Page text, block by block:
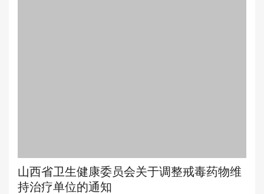
山西省卫生健康委员会关于调整戒毒药物维
持治疗单位的通知